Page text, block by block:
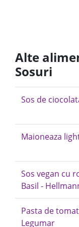
Alte
Sosuri
Sos de
Maioneaza
Sos vegan cu
Basil -
Pasta de
Legumar